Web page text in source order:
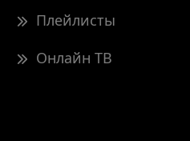
Плейлисты
Онлайн ТВ